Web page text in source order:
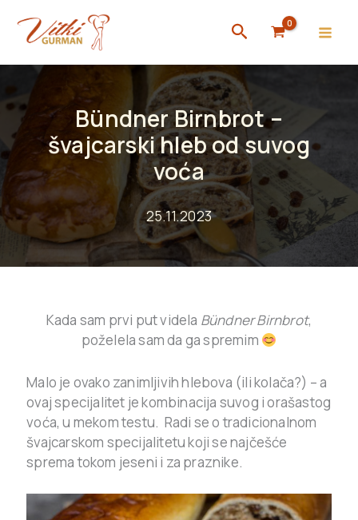
content
Search
Bündner Birnbrot –
švajcarski hleb od suvog
voća
25.11.2023
Kada sam prvi put videla Bündner Birnbrot,
poželela sam da ga spremim
Malo je ovako zanimljivih hlebova (ili kolača?) – a
ovaj specijalitet je kombinacija suvog i orašastog
voća, u mekom testu. Radi se o tradicionalnom
švajcarskom specijalitetu koji se najčešće
sprema tokom jeseni i za praznike.